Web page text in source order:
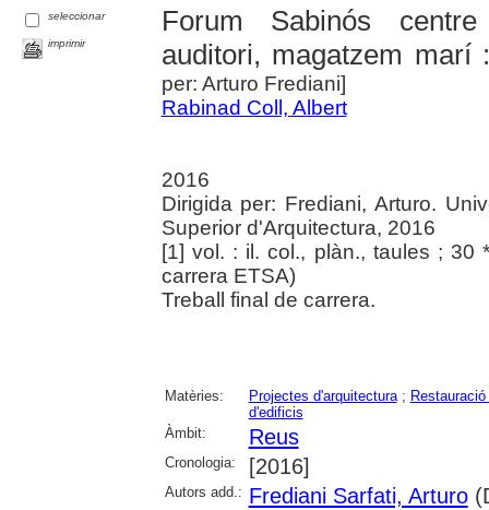
seleccionar
imprimir
Forum Sabinós
auditori, magatzem marí
per: Arturo Frediani]
Rabinad Coll, Albert
2016
Dirigida per: Frediani, Arturo.
Superior d'Arquitectura, 2016
[1] vol. : il. col., plàn., taules ; 30
carrera ETSA)
Treball final de carrera.
Matèries: Projectes d'arquitectura;
d'edificis
Àmbit:
Reus
Cronologia: [2016]
Autors add.: Frediani Sarfati, Arturo